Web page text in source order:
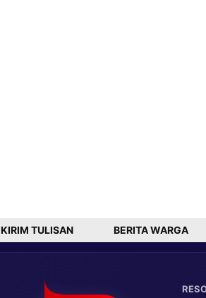
KIRIM TULISAN BERITA WARGA